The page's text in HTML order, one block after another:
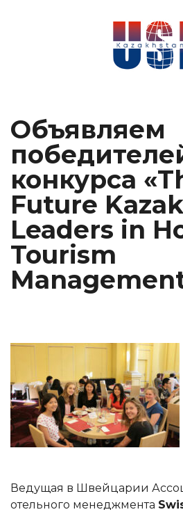
Объявляем
конкурса
Future
Leaders in
Tourism
Ведущая в Швейцарии
отельного менеджмента